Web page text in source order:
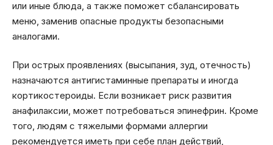
или иные блюда, а также поможет сбалансировать
меню, заменив опасные продукты безопасными
аналогами.
При острых проявлениях (высыпания, зуд, отечность)
назначаются антигистаминные препараты и иногда
кортикостероиды. Если возникает риск развития
анафилаксии, может потребоваться эпинефрин. Кроме
того, людям с тяжелыми формами аллергии
рекомендуется иметь при себе план действий,